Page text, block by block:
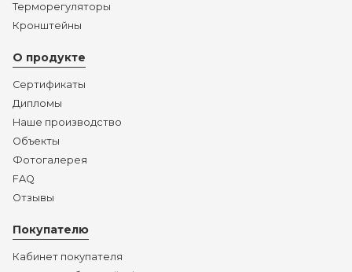
Терморегуляторы
Кронштейны
О продукте
Сертификаты
Дипломы
Наше производство
Объекты
Фотогалерея
FAQ
Отзывы
Покупателю
Кабинет покупателя